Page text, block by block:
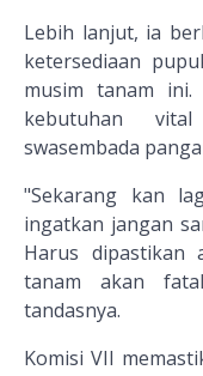
Lebih lanjut, ia
ketersediaan
musim tanam ini.
kebutuhan
swasembada
"Sekarang kan
ingatkan jangan
Harus dipastikan
tanam akan
tandasnya.
Komisi VII